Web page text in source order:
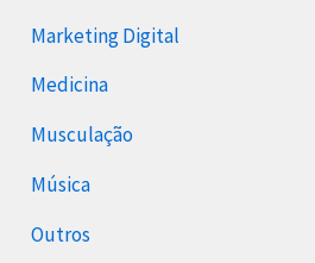
Marketing Digital
Medicina
Musculação
Música
Outros